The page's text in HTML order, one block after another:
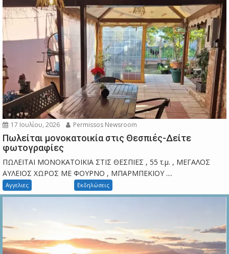
17 Ιουλίου, 2026 Permissos Newsroom
Πωλείται μονοκατοικία στις Θεσπιές-Δείτε
φωτογραφίες
ΠΩΛΕΙΤΑΙ ΜΟΝΟΚΑΤΟΙΚΙΑ ΣΤΙΣ ΘΕΣΠΙΕΣ , 55 τ.μ. , ΜΕΓΑΛΟΣ
ΑΥΛΕΙΟΣ ΧΩΡΟΣ ΜΕ ΦΟΥΡΝΟ , ΜΠΑΡΜΠΕΚΙΟΥ ....
Αγγελιες Εκδηλώσεις